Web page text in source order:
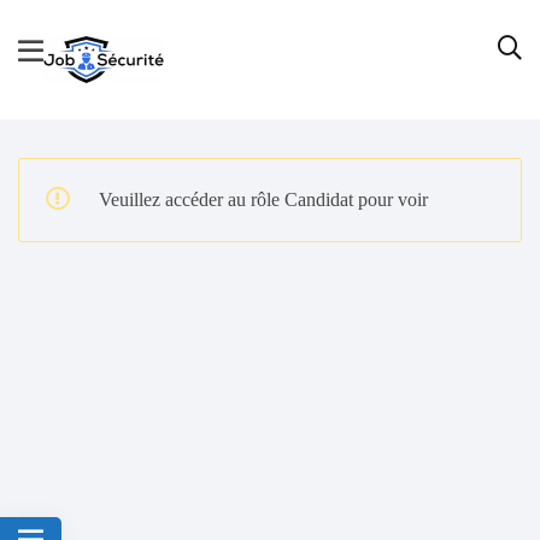
Veuillez accéder au rôle Candidat pour voir